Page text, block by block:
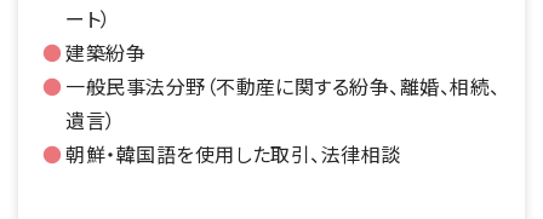
ート）
建築紛争
一般民事法分野（不動産に関する紛争、離婚、相続、
遺言）
朝鮮・韓国語を使用した取引、法律相談